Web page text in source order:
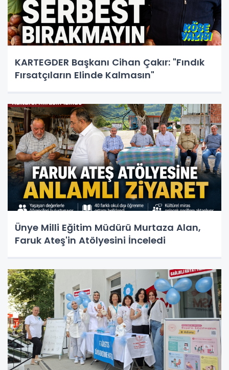
KARTEGDER Başkanı Cihan Çakır: "Fındık
Fırsatçıların Elinde Kalmasın"
Ünye Milli Eğitim Müdürü Murtaza Alan,
Faruk Ateş'in Atölyesini İnceledi